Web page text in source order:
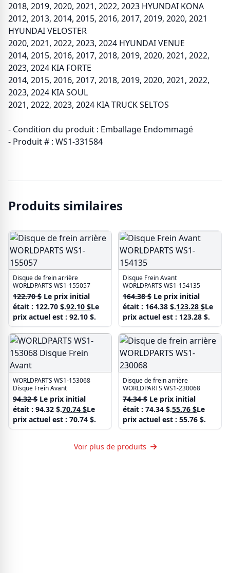
2018, 2019, 2020, 2021, 2022, 2023 HYUNDAI KONA
2012, 2013, 2014, 2015, 2016, 2017, 2019, 2020, 2021
HYUNDAI VELOSTER
2020, 2021, 2022, 2023, 2024 HYUNDAI VENUE
2014, 2015, 2016, 2017, 2018, 2019, 2020, 2021, 2022,
2023, 2024 KIA FORTE
2014, 2015, 2016, 2017, 2018, 2019, 2020, 2021, 2022,
2023, 2024 KIA SOUL
2021, 2022, 2023, 2024 KIA TRUCK SELTOS
- Condition du produit : Emballage Endommagé
- Produit # : WS1-331584
Produits similaires
Disque de frein arrière
WORLDPARTS WS1-155057
122.70$ Le prix initial
était : 122.70 $.92.10 $Le
prix actuel est : 92.10 $.
Disque Frein Avant
WORLDPARTS WS1-154135
164.38$ Le prix initial
était : 164.38 $.123.28 $Le
prix actuel est : 123.28 $.
WORLDPARTS WS1-153068
Disque Frein Avant
94.32$ Le prix initial
était : 94.32 $.70.74 $Le
prix actuel est : 70.74 $.
Disque de frein arrière
WORLDPARTS WS1-230068
74.34$ Le prix initial
était : 74.34 $.55.76 $Le
prix actuel est : 55.76 $.
Voir plus de produits